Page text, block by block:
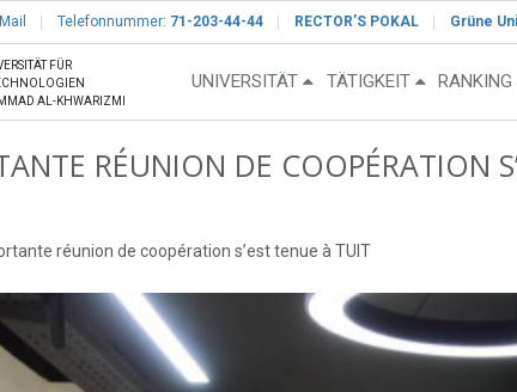
Telefonnummer: 71-203-44-44 RECTOR’S POKAL Grüne
FÜR
AL-KHWARIZMI
UNIVERSITÄT TÄTIGKEIT RANKING
RÉUNION DE COOPÉRATION
réunion de coopération s’est tenue à TUIT